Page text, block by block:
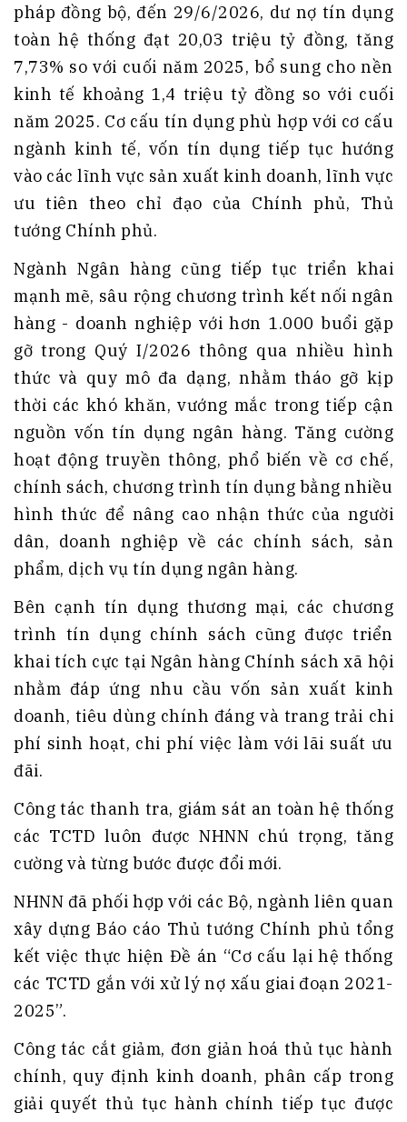
pháp đồng bộ, đến 29/6/2026, dư nợ tín dụng
toàn hệ thống đạt 20,03 triệu tỷ đồng, tăng
7,73% so với cuối năm 2025, bổ sung cho nền
kinh tế khoảng 1,4 triệu tỷ đồng so với cuối
năm 2025. Cơ cấu tín dụng phù hợp với cơ cấu
ngành kinh tế, vốn tín dụng tiếp tục hướng
vào các lĩnh vực sản xuất kinh doanh, lĩnh vực
ưu tiên theo chỉ đạo của Chính phủ, Thủ
tướng Chính phủ.
Ngành Ngân hàng cũng tiếp tục triển khai
mạnh mẽ, sâu rộng chương trình kết nối ngân
hàng - doanh nghiệp với hơn 1.000 buổi gặp
gỡ trong Quý I/2026 thông qua nhiều hình
thức và quy mô đa dạng, nhằm tháo gỡ kịp
thời các khó khăn, vướng mắc trong tiếp cận
nguồn vốn tín dụng ngân hàng. Tăng cường
hoạt động truyền thông, phổ biến về cơ chế,
chính sách, chương trình tín dụng bằng nhiều
hình thức để nâng cao nhận thức của người
dân, doanh nghiệp về các chính sách, sản
phẩm, dịch vụ tín dụng ngân hàng.
Bên cạnh tín dụng thương mại, các chương
trình tín dụng chính sách cũng được triển
khai tích cực tại Ngân hàng Chính sách xã hội
nhằm đáp ứng nhu cầu vốn sản xuất kinh
doanh, tiêu dùng chính đáng và trang trải chi
phí sinh hoạt, chi phí việc làm với lãi suất ưu
đãi.
Công tác thanh tra, giám sát an toàn hệ thống
các TCTD luôn được NHNN chú trọng, tăng
cường và từng bước được đổi mới.
NHNN đã phối hợp với các Bộ, ngành liên quan
xây dựng Báo cáo Thủ tướng Chính phủ tổng
kết việc thực hiện Đề án “Cơ cấu lại hệ thống
các TCTD gắn với xử lý nợ xấu giai đoạn 2021-
2025”.
Công tác cắt giảm, đơn giản hoá thủ tục hành
chính, quy định kinh doanh, phân cấp trong
giải quyết thủ tục hành chính tiếp tục được